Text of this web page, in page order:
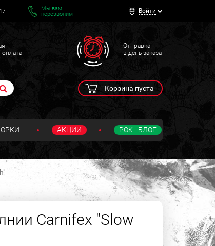
Мы вам
перезвоним
Войти
оплата
Отправка
в день заказа
Корзина пуста
АКЦИИ РОК - БЛОГ
Carnifex "Slow